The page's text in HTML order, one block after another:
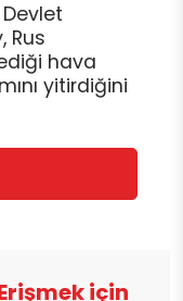
Devlet
Rus
hava
yitirdiğini
için